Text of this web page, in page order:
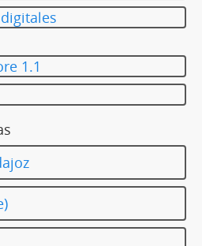
1.1